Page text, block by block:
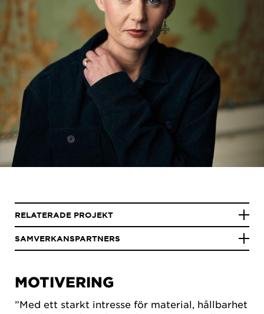
MOTIVERING
”Med ett starkt intresse för material, hållbarhet
RELATERADE PROJEKT
SAMVERKANSPARTNERS